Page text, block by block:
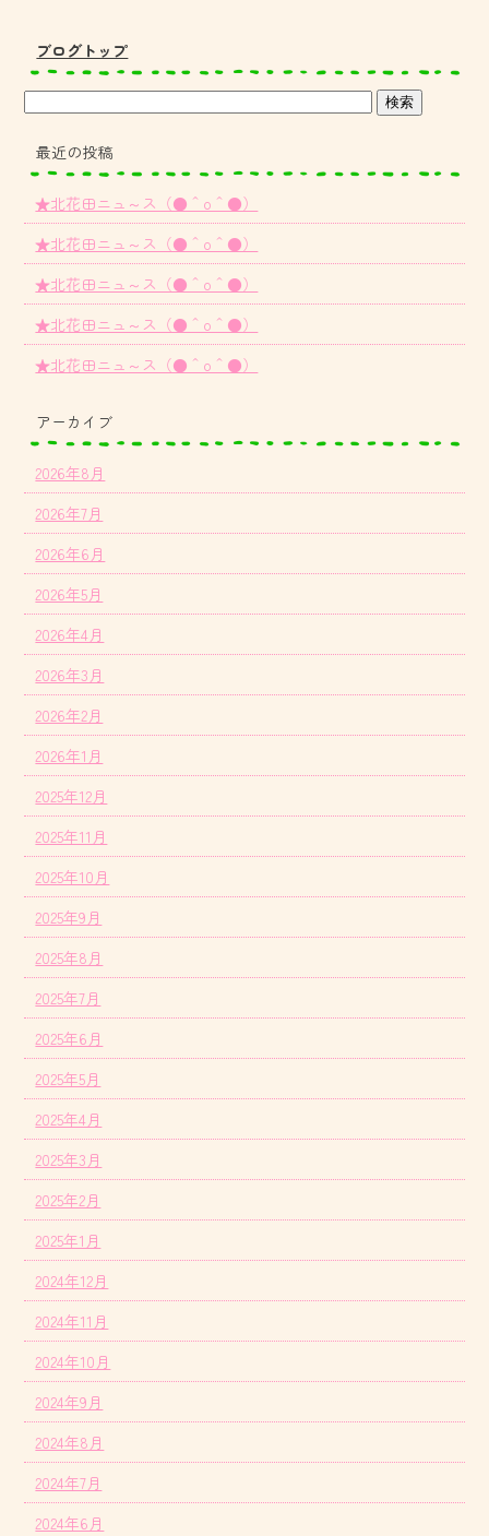
ブログトップ
最近の投稿
★北花田ニュ～ス（●＾o＾●）
★北花田ニュ～ス（●＾o＾●）
★北花田ニュ～ス（●＾o＾●）
★北花田ニュ～ス（●＾o＾●）
★北花田ニュ～ス（●＾o＾●）
アーカイブ
2026年8月
2026年7月
2026年6月
2026年5月
2026年4月
2026年3月
2026年2月
2026年1月
2025年12月
2025年11月
2025年10月
2025年9月
2025年8月
2025年7月
2025年6月
2025年5月
2025年4月
2025年3月
2025年2月
2025年1月
2024年12月
2024年11月
2024年10月
2024年9月
2024年8月
2024年7月
2024年6月